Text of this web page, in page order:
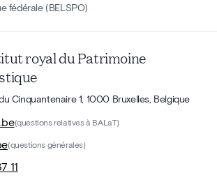
fédérale (BELSPO)
royal du Patrimoine
Cinquantenaire 1, 1000 Bruxelles, Belgique
(questions relatives à BALaT)
(questions générales)
11